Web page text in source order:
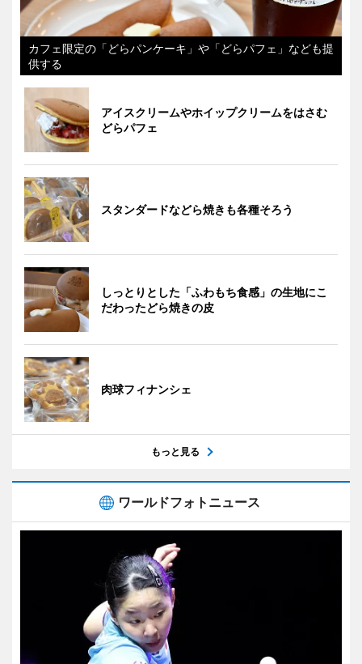
カフェ限定の「どらパンケーキ」や「どらパフェ」なども提
供する
アイスクリームやホイップクリームをはさむ
どらパフェ
スタンダードなどら焼きも各種そろう
しっとりとした「ふわもち食感」の生地にこ
だわったどら焼きの皮
肉球フィナンシェ
もっと見る
ワールドフォトニュース